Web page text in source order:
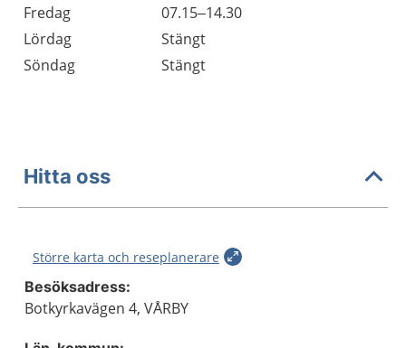
Fredag
07.15–14.30
Lördag
Stängt
Söndag
Stängt
Hitta oss
Större karta och reseplanerare
Besöksadress:
Botkyrkavägen 4, VÅRBY